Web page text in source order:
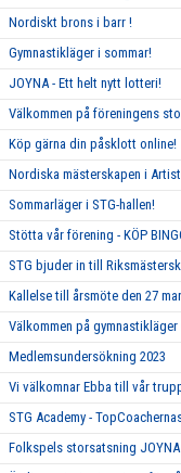
Nordiskt brons i barr !
Gymnastikläger i sommar!
JOYNA - Ett helt nytt lotteri!
Välkommen på föreningens
Köp gärna din påsklott online!
Nordiska mästerskapen i
Sommarläger i STG-hallen!
Stötta vår förening - KÖP
STG bjuder in till
Kallelse till årsmöte den 27
Välkommen på
Medlemsundersökning 2023
Vi välkomnar Ebba till vår
STG Academy -
Folkspels storsatsning